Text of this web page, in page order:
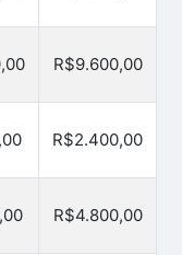
R$9.600,00
R$2.400,00
R$4.800,00